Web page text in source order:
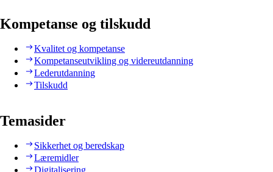
Kompetanse og tilskudd
Kvalitet og kompetanse
Kompetanseutvikling og videreutdanning
Lederutdanning
Tilskudd
Temasider
Sikkerhet og beredskap
Læremidler